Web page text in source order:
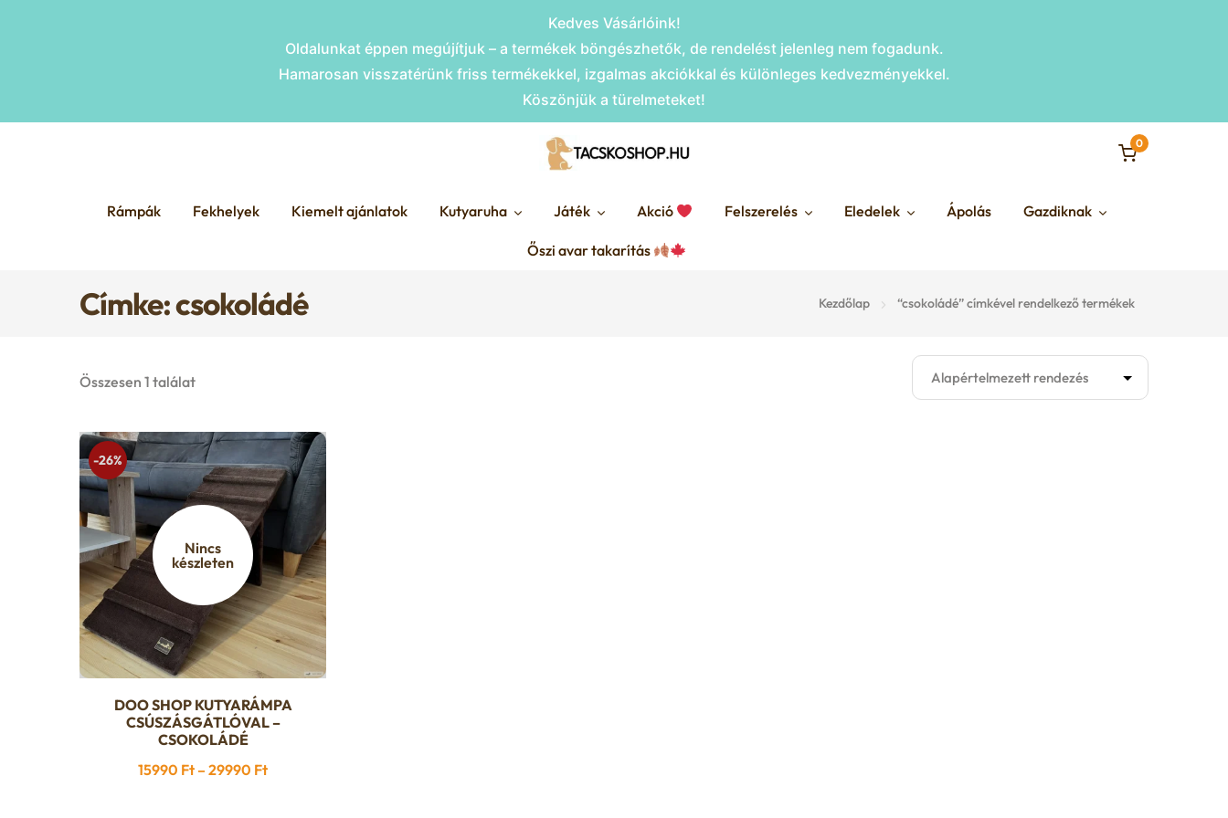
Kedves Vásárlóink!
Oldalunkat éppen megújítjuk – a termékek böngészhetők, de rendelést jelenleg nem fogadunk.
Hamarosan visszatérünk friss termékekkel, izgalmas akciókkal és különleges kedvezményekkel.
Köszönjük a türelmeteket!
navigation
content
0
Rámpák Fekhelyek Kiemelt ajánlatok Kutyaruha Játék Akció Felszerelés Eledelek Ápolás Gazdiknak
Őszi avar takarítás
Címke: csokoládé Kezdőlap “csokoládé” címkével rendelkező termékek
Összesen 1 találat
Nincs
készleten
-26%
Ennek
a
DOO SHOP KUTYARÁMPA
CSÚSZÁSGÁTLÓVAL –
CSOKOLÁDÉ
15990 Ft – 29990 FtÁrtartomány: